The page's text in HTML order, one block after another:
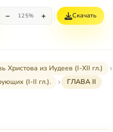
− 125% + Скачать
из Иудеев (I-XII гл.)
(I-II гл.).
ГЛАВА II